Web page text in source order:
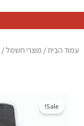
עמוד הבית/ מוצרי חשמל/
Sale!